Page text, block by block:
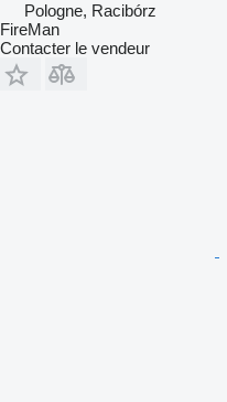
Pologne, Racibórz
FireMan
Contacter le vendeur